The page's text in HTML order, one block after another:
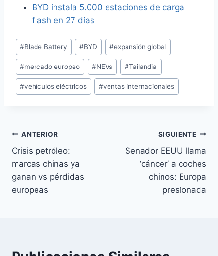
BYD instala 5.000 estaciones de carga
flash en 27 días
Etiquetas
de
la
entrada:
#Blade Battery #BYD #expansión global
#mercado europeo #NEVs #Tailandia
#vehículos eléctricos #ventas internacionales
Navegación
de
entradas
ANTERIOR
Crisis petróleo:
marcas chinas ya
ganan vs pérdidas
europeas
SIGUIENTE
Senador EEUU llama
‘cáncer’ a coches
chinos: Europa
presionada